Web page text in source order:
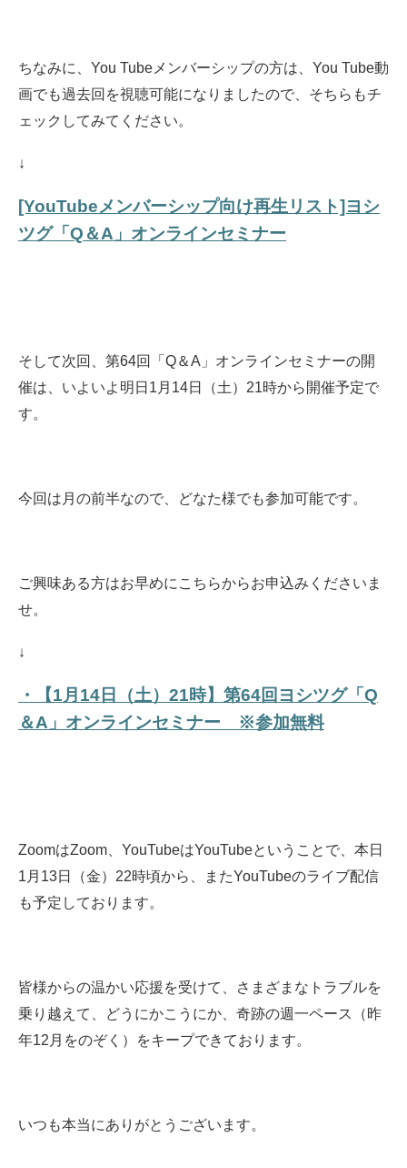
ちなみに、You Tubeメンバーシップの方は、You Tube動
画でも過去回を視聴可能になりましたので、そちらもチ
ェックしてみてください。
↓
[YouTubeメンバーシップ向け再生リスト]ヨシ
ツグ「Q＆A」オンラインセミナー
そして次回、第64回「Q＆A」オンラインセミナーの開
催は、いよいよ明日1月14日（土）21時から開催予定で
す。
今回は月の前半なので、どなた様でも参加可能です。
ご興味ある方はお早めにこちらからお申込みくださいま
せ。
↓
・【1月14日（土）21時】第64回ヨシツグ「Q
＆A」オンラインセミナー ※参加無料
ZoomはZoom、YouTubeはYouTubeということで、本日
1月13日（金）22時頃から、またYouTubeのライブ配信
も予定しております。
皆様からの温かい応援を受けて、さまざまなトラブルを
乗り越えて、どうにかこうにか、奇跡の週一ペース（昨
年12月をのぞく）をキープできております。
いつも本当にありがとうございます。